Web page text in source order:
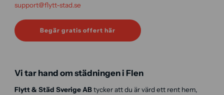
support@flytt-stad.se
Begär gratis offert här
Vi tar hand om städningen i Flen
Flytt & Städ Sverige ABtycker att du är värd ett rent hem,